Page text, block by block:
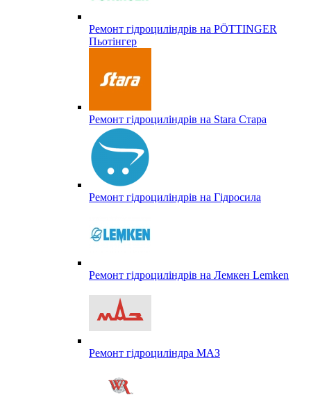
Ремонт гідроциліндрів на PÖTTINGER
Пьотінгер
Ремонт гідроциліндрів на Stara Стара
Ремонт гідроциліндрів на Гідросила
Ремонт гідроциліндрів на Лемкен Lemken
Ремонт гідроциліндра МАЗ